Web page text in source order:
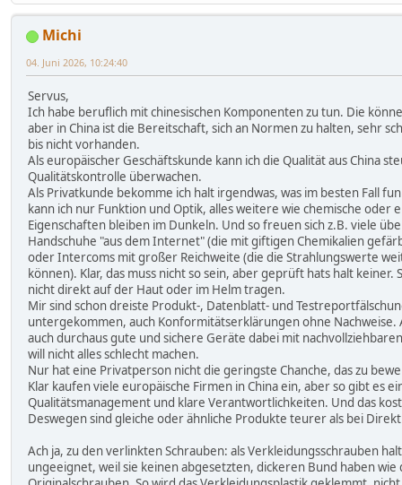
Michi
04. Juni 2026, 10:24:40
Servus,
Ich habe beruflich mit chinesischen Komponenten zu tun. Die
aber in China ist die Bereitschaft, sich an Normen zu halten, sehr
bis nicht vorhanden.
Als europäischer Geschäftskunde kann ich die Qualität aus China
Qualitätskontrolle überwachen.
Als Privatkunde bekomme ich halt irgendwas, was im besten Fall
kann ich nur Funktion und Optik, alles weitere wie chemische oder
Eigenschaften bleiben im Dunkeln. Und so freuen sich z.B. viele
Handschuhe "aus dem Internet" (die mit giftigen Chemikalien
oder Intercoms mit großer Reichweite (die die Strahlungswerte
können). Klar, das muss nicht so sein, aber geprüft hats halt keiner.
nicht direkt auf der Haut oder im Helm tragen.
Mir sind schon dreiste Produkt-, Datenblatt- und
untergekommen, auch Konformitätserklärungen ohne Nachweise.
auch durchaus gute und sichere Geräte dabei mit
will nicht alles schlecht machen.
Nur hat eine Privatperson nicht die geringste Chanche, das zu
Klar kaufen viele europäische Firmen in China ein, aber so gibt es
Qualitätsmanagement und klare Verantwortlichkeiten. Und das
Deswegen sind gleiche oder ähnliche Produkte teurer als bei
Ach ja, zu den verlinkten Schrauben: als Verkleidungsschrauben
ungeeignet, weil sie keinen abgesetzten, dickeren Bund haben wie